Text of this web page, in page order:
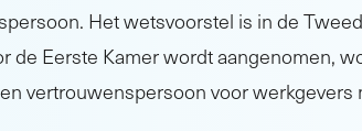
Het wetsvoorstel is in de
de Eerste Kamer wordt aangenomen,
vertrouwenspersoon voor